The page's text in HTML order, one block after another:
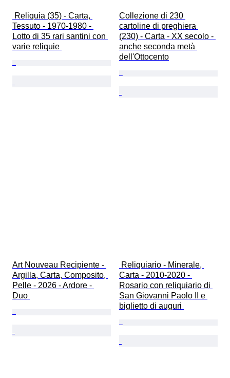
Tessuto - 1970-1980 -
Lotto di 35 rari santini con
varie reliquie
Collezione di 230
cartoline di preghiera
(230) - Carta - XX secolo -
anche seconda metà
dell'Ottocento
Art Nouveau Recipiente -
Argilla, Carta, Composito,
Pelle - 2026 - Ardore -
Duo
Carta - 2010-2020 -
Rosario con reliquiario di
San Giovanni Paolo II e
biglietto di auguri